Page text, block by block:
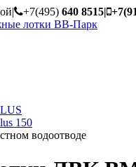
| +7(495) 640 8515|
150
водоотводе